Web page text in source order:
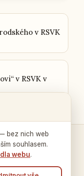
v RSVK
v RSVK v
→
bez nich web
souhlasem.
webu.